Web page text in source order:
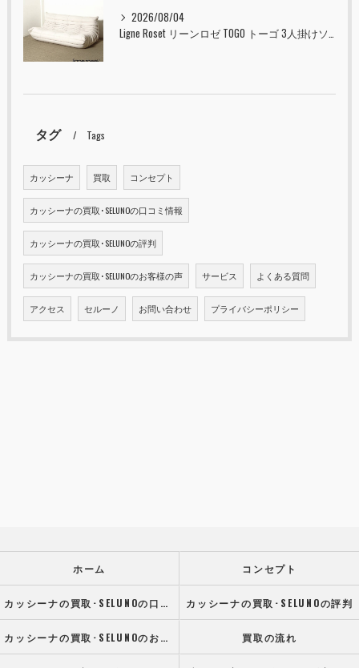
2026/08/04
タグ Tags
カッシーナ 買取 コンセプト
カッシーナの買取･SELUNOの口コミ情報
カッシーナの買取･SELUNOの評判
カッシーナの買取･SELUNOのお客様の声 サービス よくある質問
アクセス セルーノ お問い合わせ プライバシーポリシー
ホーム コンセプト
カッシーナの買取･SELUNOの口コミ情報 カッシーナの買取･SELUNOの評判
カッシーナの買取･SELUNOのお客様の声 買取の流れ